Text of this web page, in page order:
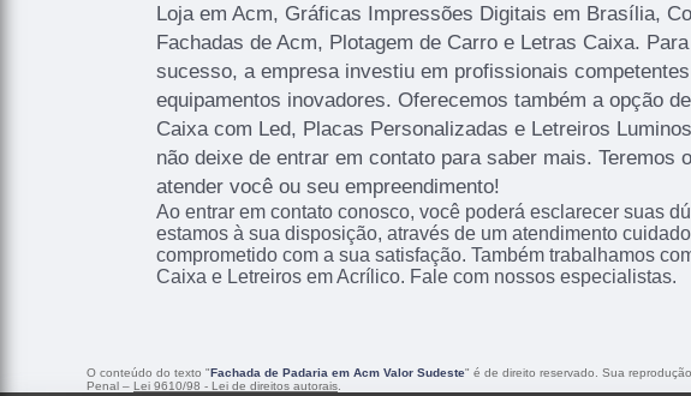
Loja em Acm, Gráficas Impressões Digitais em Brasília,
Fachadas de Acm, Plotagem de Carro e Letras Caixa.
sucesso, a empresa investiu em profissionais
equipamentos inovadores. Oferecemos também a opção
Caixa com Led, Placas Personalizadas e Letreiros
não deixe de entrar em contato para saber mais. Teremos
atender você ou seu empreendimento!
Ao entrar em contato conosco, você poderá esclarecer suas
estamos à sua disposição, através de um atendimento
comprometido com a sua satisfação. Também trabalhamos
Caixa e Letreiros em Acrílico. Fale com nossos especialistas.
O conteúdo do texto "Fachada de Padaria em Acm Valor Sudeste" é de direito reservado. Sua
Penal – Lei 9610/98 - Lei de direitos autorais